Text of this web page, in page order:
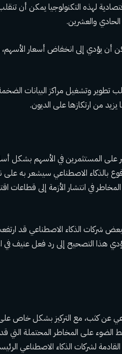
لهذه التكنولوجيا يمكن أن
والعشرين.
أن يؤدي إلى انخفاض أسعار الأسهم،
تطوير وتشغيل مراكز البيانات
من ارتكازها على الديون.
الإنترنت في عام 2000 كان له تأثير كبير على المستثمرين في
بالذكاء الاصطناعي سيشعر به
في انتشار الأزمة إلى قطاعات
شركات الذكاء الاصطناعي قد
هذا التصحيح إلى رد فعل عنيف في
عن كثب، مع التركيز بشكل خاص
الضوء على المخاطر المحتملة التي
القادمة لشركات الذكاء الاصطناعي